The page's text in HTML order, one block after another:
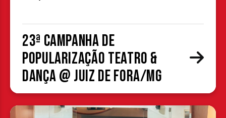
23ª Campanha de
Popularização Teatro &
Dança @ Juiz de Fora/MG